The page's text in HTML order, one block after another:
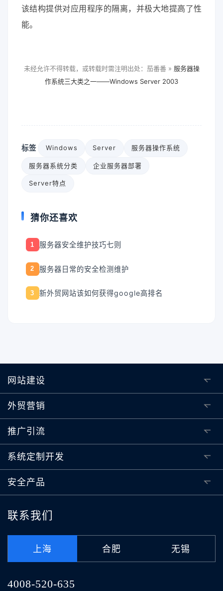
该结构提供对应用程序的隔离，并极大地提高了性
能。
未经允许不得转载，或转载时需注明出处：茄番番 » 服务器操
作系统三大类之一——Windows Server 2003
标签 Windows Server 服务器操作系统
服务器系统分类 企业服务器部署
Server特点
猜你还喜欢
1 服务器安全维护技巧七则
2 服务器日常的安全检测维护
3 新外贸网站该如何获得google高排名
网站建设
外贸营销
推广引流
系统定制开发
安全产品
联系我们
上海 合肥 无锡
4008-520-635